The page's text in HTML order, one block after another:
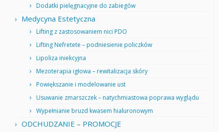
Dodatki pielęgnacyjne do zabiegów
Medycyna Estetyczna
Lifting z zastosowaniem nici PDO
Lifting Nefretete – podniesienie policzków
Lipoliza iniekcyjna
Mezoterapia igłowa – rewitalizacja skóry
Powiększanie i modelowanie ust
Usuwanie zmarszczek – natychmiastowa poprawa wyglądu
Wypełnianie bruzd kwasem hialuronowym
ODCHUDZANIE – PROMOCJE